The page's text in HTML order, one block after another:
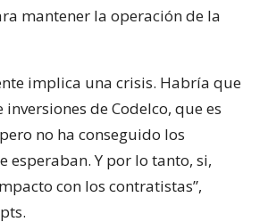
mantener la operación de la
implica una crisis. Habría que
de Codelco, que es
no ha conseguido los
esperaban. Y por lo tanto, si,
con los contratistas”,